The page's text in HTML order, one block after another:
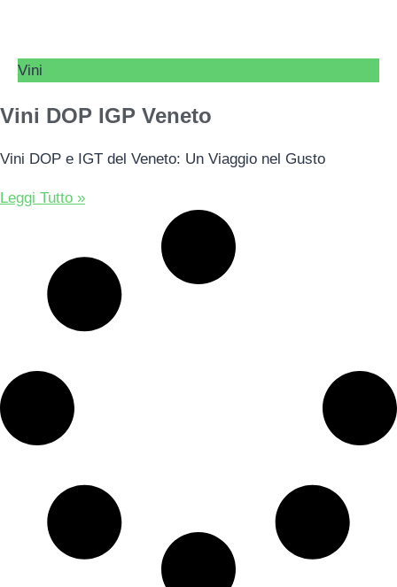
Vini
Vini DOP IGP Veneto
Vini DOP e IGT del Veneto: Un Viaggio nel Gusto
Leggi Tutto »